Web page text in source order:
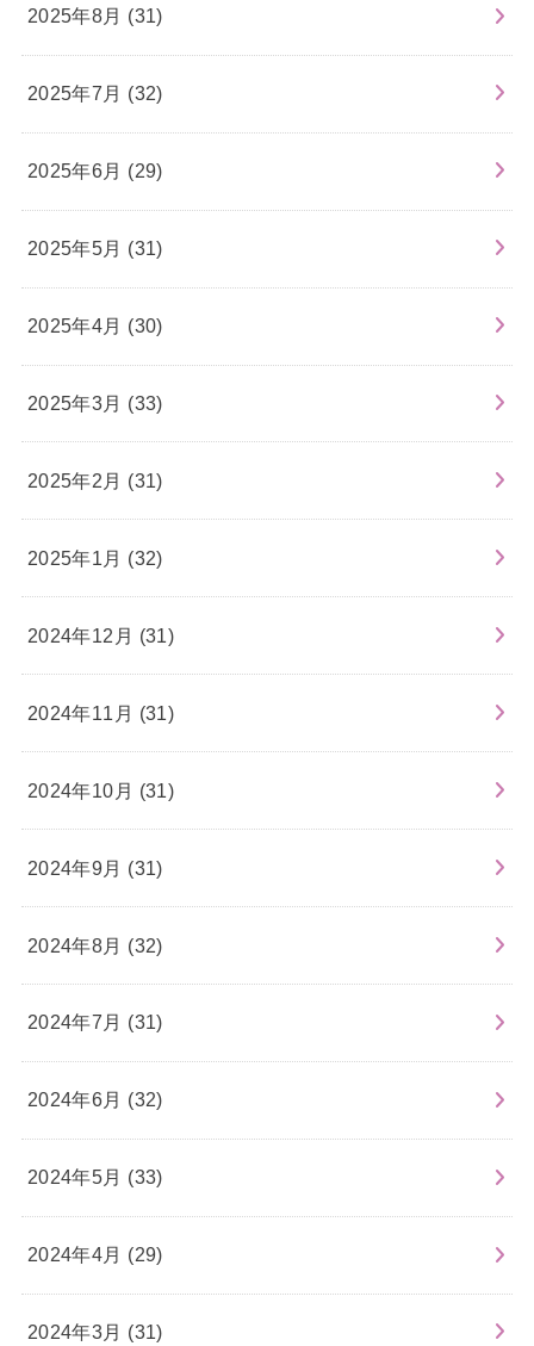
2025年8月 (31)
2025年7月 (32)
2025年6月 (29)
2025年5月 (31)
2025年4月 (30)
2025年3月 (33)
2025年2月 (31)
2025年1月 (32)
2024年12月 (31)
2024年11月 (31)
2024年10月 (31)
2024年9月 (31)
2024年8月 (32)
2024年7月 (31)
2024年6月 (32)
2024年5月 (33)
2024年4月 (29)
2024年3月 (31)